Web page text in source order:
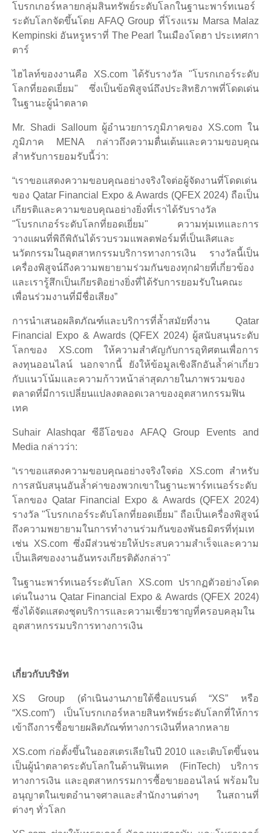
โบรกเกอร์หลายกลุ่มสินทรัพย์ระดับโลกในฐานะพาร์ทเนอร์
ระดับโลกจัดขึ้นโดย AFAQ Group ที่โรงแรม Marsa Malaz
Kempinski อันหรูหราที่ The Pearl ในเมืองโดฮา ประเทศกา
ตาร์
ไฮไลท์ของงานคือ XS.com ได้รับรางวัล "โบรกเกอร์ระดับ
โลกที่ยอดเยี่ยม" ซึ่งเป็นข้อพิสูจน์ถึงประสิทธิภาพที่โดดเด่น
ในฐานะผู้นำตลาด
Mr. Shadi Salloum ผู้อำนวยการภูมิภาคของ XS.com ใน
ภูมิภาค MENA กล่าวถึงความตื่นเต้นและความขอบคุณ
สำหรับการยอมรับนี้ว่า:
“เราขอแสดงความขอบคุณอย่างจริงใจต่อผู้จัดงานที่โดดเด่น
ของ Qatar Financial Expo & Awards (QFEX 2024) ถือเป็น
เกียรติและความขอบคุณอย่างยิ่งที่เราได้รับรางวัล
"โบรกเกอร์ระดับโลกที่ยอดเยี่ยม" ความทุ่มเทและการ
วางแผนที่พิถีพิถันได้รวบรวมแพลตฟอร์มที่เป็นเลิศและ
นวัตกรรมในอุตสาหกรรมบริการทางการเงิน รางวัลนี้เป็น
เครื่องพิสูจน์ถึงความพยายามร่วมกันของทุกฝ่ายที่เกี่ยวข้อง
และเรารู้สึกเป็นเกียรติอย่างยิ่งที่ได้รับการยอมรับในคณะ
เพื่อนร่วมงานที่มีชื่อเสียง”
การนำเสนอผลิตภัณฑ์และบริการที่ล้ำสมัยที่งาน Qatar
Financial Expo & Awards (QFEX 2024) ผู้สนับสนุนระดับ
โลกของ XS.com ให้ความสำคัญกับการอุทิศตนเพื่อการ
ลงทุนออนไลน์ นอกจากนี้ ยังให้ข้อมูลเชิงลึกอันล้ำค่าเกี่ยว
กับแนวโน้มและความก้าวหน้าล่าสุดภายในภาพรวมของ
ตลาดที่มีการเปลี่ยนแปลงตลอดเวลาของอุตสาหกรรมฟิน
เทค
Suhair Alashqar ซีอีโอของ AFAQ Group Events and
Media กล่าวว่า:
“เราขอแสดงความขอบคุณอย่างจริงใจต่อ XS.com สำหรับ
การสนับสนุนอันล้ำค่าของพวกเขาในฐานะพาร์ทเนอร์ระดับ
โลกของ Qatar Financial Expo & Awards (QFEX 2024)
รางวัล "โบรกเกอร์ระดับโลกที่ยอดเยี่ยม" ถือเป็นเครื่องพิสูจน์
ถึงความพยายามในการทำงานร่วมกันของพันธมิตรที่ทุ่มเท
เช่น XS.com ซึ่งมีส่วนช่วยให้ประสบความสำเร็จและความ
เป็นเลิศของงานอันทรงเกียรติดังกล่าว"
ในฐานะพาร์ทเนอร์ระดับโลก XS.com ปรากฏตัวอย่างโดด
เด่นในงาน Qatar Financial Expo & Awards (QFEX 2024)
ซึ่งได้จัดแสดงชุดบริการและความเชี่ยวชาญที่ครอบคลุมใน
อุตสาหกรรมบริการทางการเงิน
เกี่ยวกับบริษัท
XS Group (ดำเนินงานภายใต้ชื่อแบรนด์ “XS” หรือ
“XS.com”) เป็นโบรกเกอร์หลายสินทรัพย์ระดับโลกที่ให้การ
เข้าถึงการซื้อขายผลิตภัณฑ์ทางการเงินที่หลากหลาย
XS.com ก่อตั้งขึ้นในออสเตรเลียในปี 2010 และเติบโตขึ้นจน
เป็นผู้นำตลาดระดับโลกในด้านฟินเทค (FinTech) บริการ
ทางการเงิน และอุตสาหกรรมการซื้อขายออนไลน์ พร้อมใบ
อนุญาตในเขตอำนาจศาลและสำนักงานต่างๆ ในสถานที่
ต่างๆ ทั่วโลก